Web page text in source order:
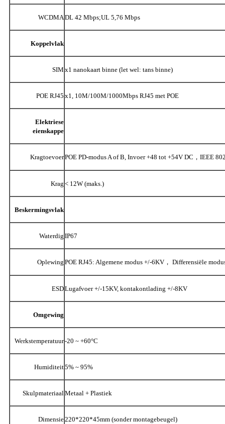
WCDMADL 42 Mbps;UL 5,76 Mbps
Koppelvlak
SIM x1 nanokaart binne (let wel: tans binne)
POE RJ45 x1, 10M/100M/1000Mbps RJ45 met POE
Elektriese
eienskappe
KragtoevoerPOE PD-modus A of B, Invoer +48 tot +54V DC，IEEE
Krag < 12W (maks.)
Beskermingsvlak
Waterdig IP67
Oplewing POE RJ45: Algemene modus +/-6KV， Differensiële
ESDLugafvoer +/-15KV, kontakontlading +/-8KV
Omgewing
Werkstemperatuur-20 ~ +60°C
Humiditeit5% ~ 95%
SkulpmateriaalMetaal + Plastiek
Dimensie220*220*45mm (sonder montagebeugel)